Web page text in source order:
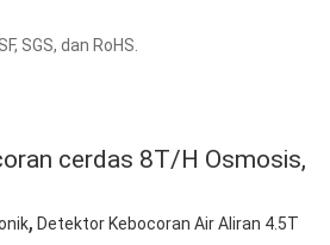
SGS, dan RoHS.
cerdas 8T/H Osmosis,
, Detektor Kebocoran Air Aliran 4.5T